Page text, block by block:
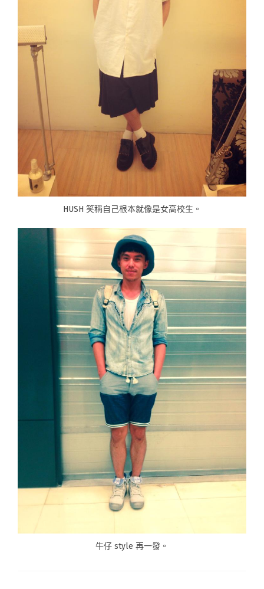
HUSH 笑稱自己根本就像是女高校生。
牛仔 style 再一發。